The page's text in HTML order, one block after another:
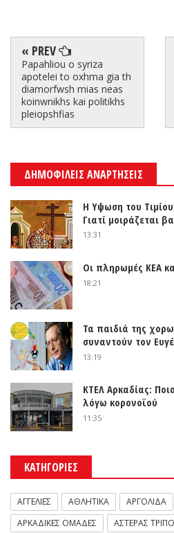
« PREV
Papahliou o syriza
apotelei to oxhma gia th
diamorfwsh mias neas
koinwnikhs kai politikhs
pleiopshfias
ΔΗΜΟΦΙΛΕΙΣ ΑΝΑΡΤΗΣΕΙΣ
Η Υψωση του
Γιατί μοιράζεται
13:31
Οι πληρωμές ΚΕΑ
18:21
Τα παιδιά της
συναντούν τον
13:19
ΚΤΕΛ Αρκαδίας:
λόγω κορονοϊού
11:35
ΚΑΤΗΓΟΡΙΕΣ
ΑΓΓΕΛΙΕΣ ΑΘΛΗΤΙΚΑ ΑΡΓΟΛΙΔΑ
ΑΡΚΑΔΙΚΕΣ ΟΜΑΔΕΣ
ΑΣΤΕΡΑΣ